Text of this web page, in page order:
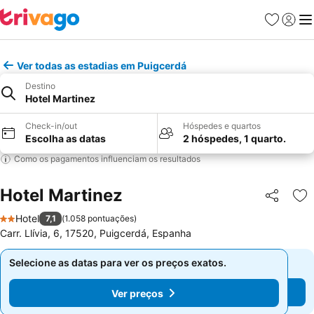
Favoritos
Iniciar
Ver todas as estadias em Puigcerdá
Destino
Hotel Martinez
Check-in/out
Escolha as datas
Hóspedes e quartos
2 hóspedes, 1 quarto.
Como os pagamentos influenciam os resultados
Hotel Martinez Partilhar
2 Estrelas
Hotel 7,1 (1.058 pontuações)
Carr. Llívia, 6, 17520, Puigcerdá, Espanha
Selecione as datas para ver os preços exatos.
Ver preços
Selecione as datas para ver os preços exatos.
Ver preços